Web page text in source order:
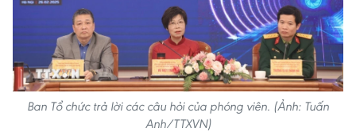
Ban Tổ chức trả lời các câu hỏi của phóng viên. (Ảnh: Tuấn
Anh/TTXVN)